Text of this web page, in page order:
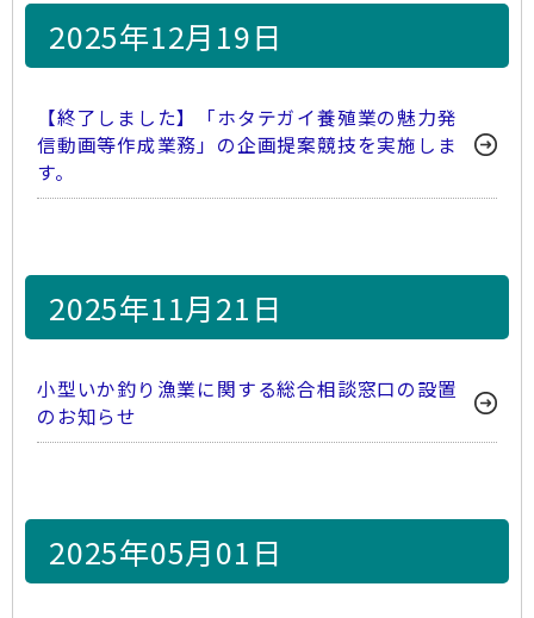
2025年12月19日
【終了しました】「ホタテガイ養殖業の魅力発
信動画等作成業務」の企画提案競技を実施しま
す。
2025年11月21日
小型いか釣り漁業に関する総合相談窓口の設置
のお知らせ
2025年05月01日